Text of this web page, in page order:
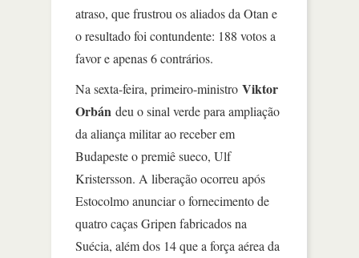
atraso, que frustrou os aliados da Otan e
o resultado foi contundente: 188 votos a
favor e apenas 6 contrários.
Na sexta-feira, primeiro-ministro Viktor
Orbán deu o sinal verde para ampliação
da aliança militar ao receber em
Budapeste o premiê sueco, Ulf
Kristersson. A liberação ocorreu após
Estocolmo anunciar o fornecimento de
quatro caças Gripen fabricados na
Suécia, além dos 14 que a força aérea da